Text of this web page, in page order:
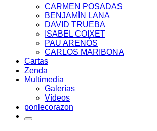
CARMEN POSADAS
BENJAMÍN LANA
DAVID TRUEBA
ISABEL COIXET
PAU ARENÓS
CARLOS MARIBONA
Cartas
Zenda
Multimedia
Galerías
Vídeos
ponlecorazon